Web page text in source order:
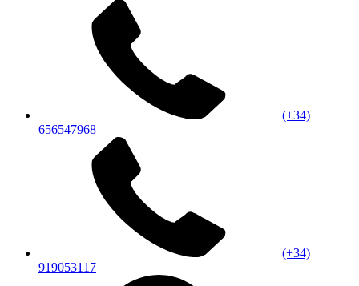
(+34)
656547968
(+34)
919053117